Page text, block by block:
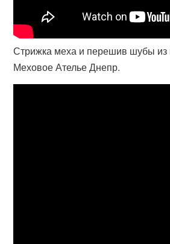
Стрижка меха и перешив шубы из
Меховое Ателье Днепр.